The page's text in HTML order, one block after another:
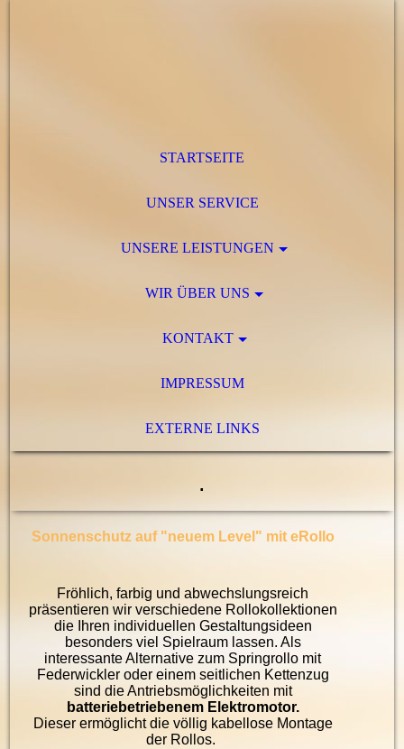
STARTSEITE
UNSER SERVICE
UNSERE LEISTUNGEN
WIR ÜBER UNS
KONTAKT
IMPRESSUM
EXTERNE LINKS
.
Sonnenschutz auf "neuem Level" mit eRollo
Fröhlich, farbig und abwechslungsreich
präsentieren wir verschiedene Rollokollektionen
die Ihren individuellen Gestaltungsideen
besonders viel Spielraum lassen. Als
interessante Alternative zum Springrollo mit
Federwickler oder einem seitlichen Kettenzug
sind die Antriebsmöglichkeiten mit
batteriebetriebenem Elektromotor.
Dieser ermöglicht die völlig kabellose Montage
der Rollos.